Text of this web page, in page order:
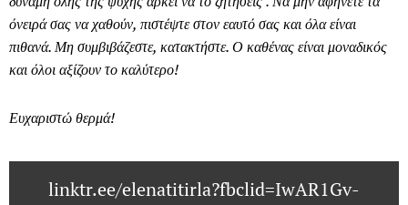
όνειρά σας να χαθούν, πιστέψτε στον εαυτό σας και όλα είναι
πιθανά. Μη συμβιβάζεστε, κατακτήστε. Ο καθένας είναι μοναδικός
και όλοι αξίζουν το καλύτερο!
Ευχαριστώ θερμά!
linktr.ee/elenatitirla?fbclid=IwAR1Gv-